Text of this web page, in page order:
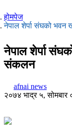
होमपेज
नेपाल शेर्पा संघको भवन
नेपाल शेर्पा
संकलन
afnai news
२०७४ भाद्र ५,